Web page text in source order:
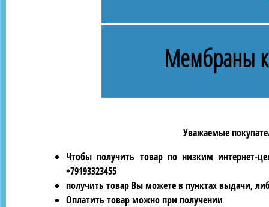
Мембраны
Уважаемые
Чтобы получить товар по низким интернет-
+79193323455
получить товар Вы можете в пунктах выдачи,
Оплатить товар можно при получении